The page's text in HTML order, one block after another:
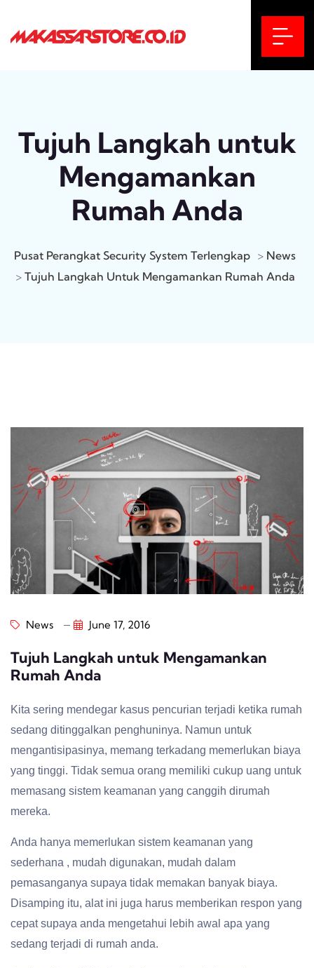
Tujuh Langkah untuk
Mengamankan
Rumah Anda
Pusat Perangkat Security System Terlengkap > News
> Tujuh Langkah Untuk Mengamankan Rumah Anda
News June 17, 2016
Tujuh Langkah untuk Mengamankan
Rumah Anda
Kita sering mendegar kasus pencurian terjadi ketika rumah
sedang ditinggalkan penghuninya. Namun untuk
mengantisipasinya, memang terkadang memerlukan biaya
yang tinggi. Tidak semua orang memiliki cukup uang untuk
memasang sistem keamanan yang canggih dirumah
mereka.
Anda hanya memerlukan sistem keamanan yang
sederhana , mudah digunakan, mudah dalam
pemasanganya supaya tidak memakan banyak biaya.
Disamping itu, alat ini juga harus memberikan respon yang
cepat supaya anda mengetahui lebih awal apa yang
sedang terjadi di rumah anda.